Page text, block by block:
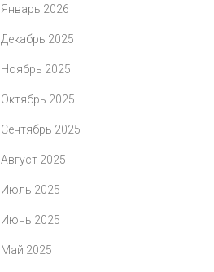
Январь 2026
Декабрь 2025
Ноябрь 2025
Октябрь 2025
Сентябрь 2025
Август 2025
Июль 2025
Июнь 2025
Май 2025